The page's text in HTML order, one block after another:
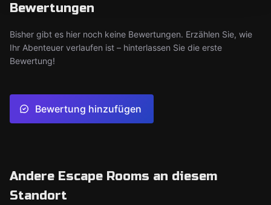
Bewertungen
Bisher gibt es hier noch keine Bewertungen. Erzählen Sie, wie
Ihr Abenteuer verlaufen ist – hinterlassen Sie die erste
Bewertung!
Bewertung hinzufügen
Andere Escape Rooms an diesem
Standort